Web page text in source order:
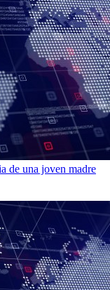
de una joven madre